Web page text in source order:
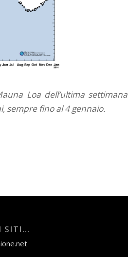
Loa dell’ultima settimana
sempre fino al 4 gennaio.
SITI…